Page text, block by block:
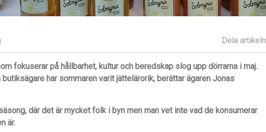
Dela artikeln
fokuserar på hållbarhet, kultur och beredskap slog upp dörrarna i maj.
har sommaren varit jättelärorik, berättar ägaren Jonas
där det är mycket folk i byn men man vet inte vad de konsumerar
är.